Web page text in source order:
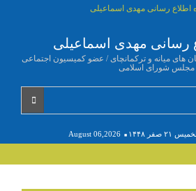
رسانی مهدی اسماعیلی
های میانه و ترکمانچای / عضو کمیسیون اجتماعی
مجلس شورای اسلامی
۲۱ صفر ۱۴۴۸ August 06,2026